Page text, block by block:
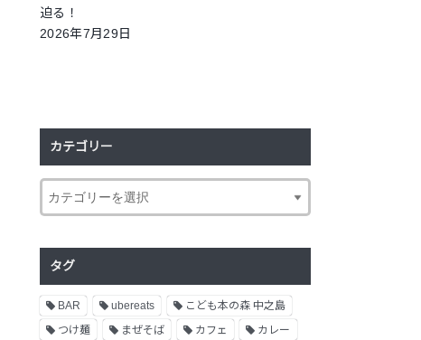
迫る！
2026年7月29日
カテゴリー
タグ
BAR ubereats
こども本の森 中之島
つけ麺
まぜそば カフェ
カレー